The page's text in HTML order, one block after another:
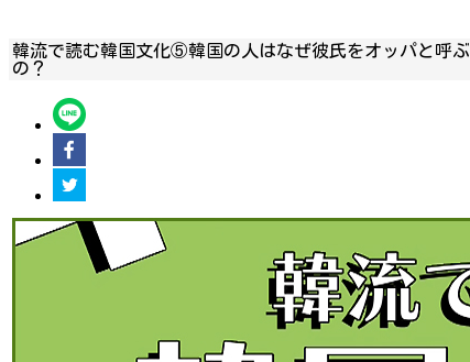
韓流で読む韓国文化⑤韓国の人はなぜ彼氏をオッパと呼ぶ
の？